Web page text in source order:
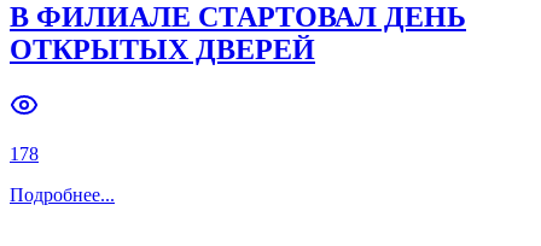
В ФИЛИАЛЕ СТАРТОВАЛ ДЕНЬ
ОТКРЫТЫХ ДВЕРЕЙ
178
Подробнее...